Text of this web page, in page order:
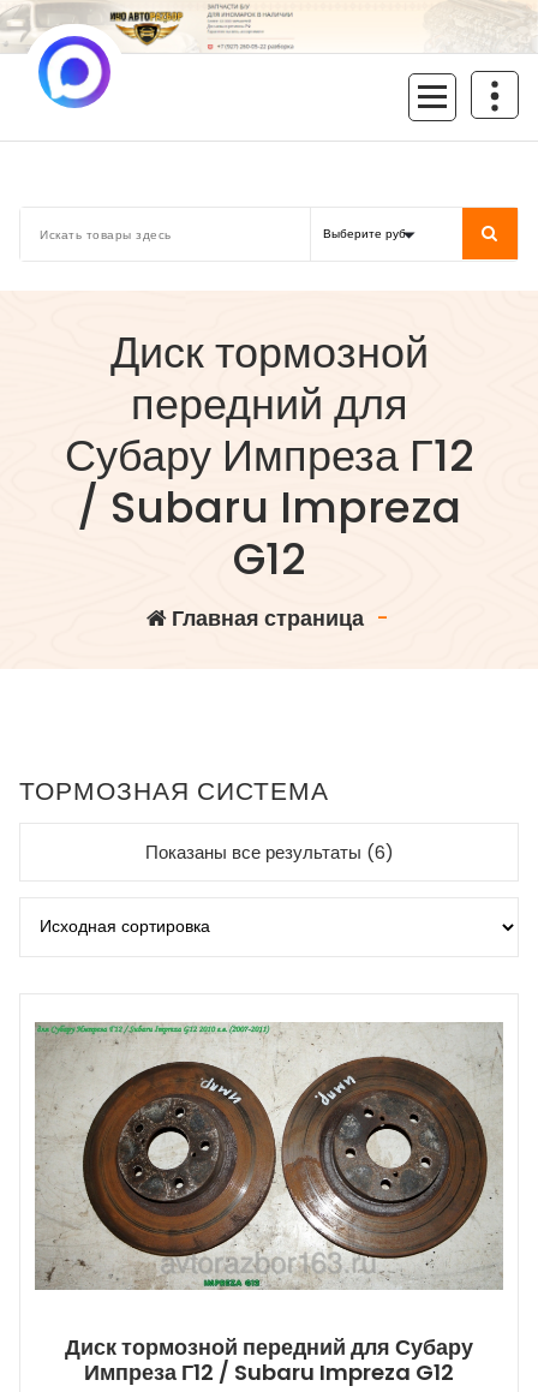
Перейти
к
содержимому
Диск тормозной
передний для
Субару Импреза Г12
/ Subaru Impreza
G12
Главная страница-
ТОРМОЗНАЯ СИСТЕМА
Показаны все результаты (6)
Диск тормозной передний для Субару
Импреза Г12 / Subaru Impreza G12